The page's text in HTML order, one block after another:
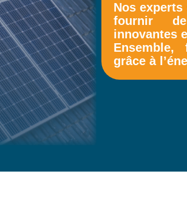
Nos
fournir
innovantes
grâce à